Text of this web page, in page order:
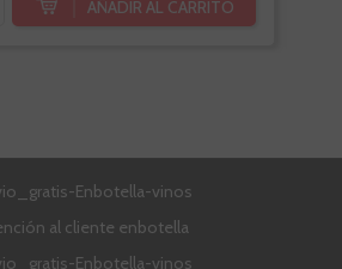
AÑADIR AL CARRITO